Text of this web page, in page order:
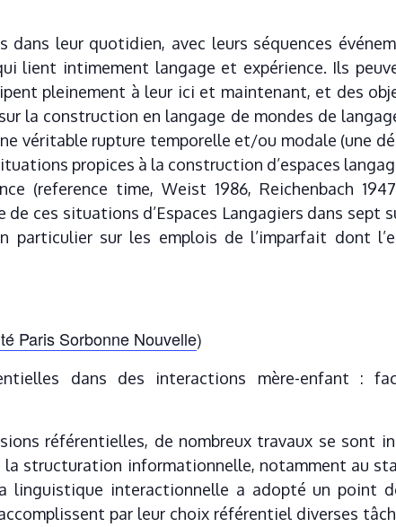
dans leur quotidien, avec leurs séquences
lient intimement langage et expérience. Ils
pleinement à leur ici et maintenant, et des
la construction en langage de mondes de
véritable rupture temporelle et/ou modale (une
propices à la construction d’espaces
(reference time, Weist 1986, Reichenbach
ces situations d’Espaces Langagiers dans sept
particulier sur les emplois de l’imparfait dont
Paris Sorbonne Nouvelle)
dans des interactions mère-enfant :
référentielles, de nombreux travaux se sont
la structuration informationnelle, notamment au
linguistique interactionnelle a adopté un point
par leur choix référentiel diverses